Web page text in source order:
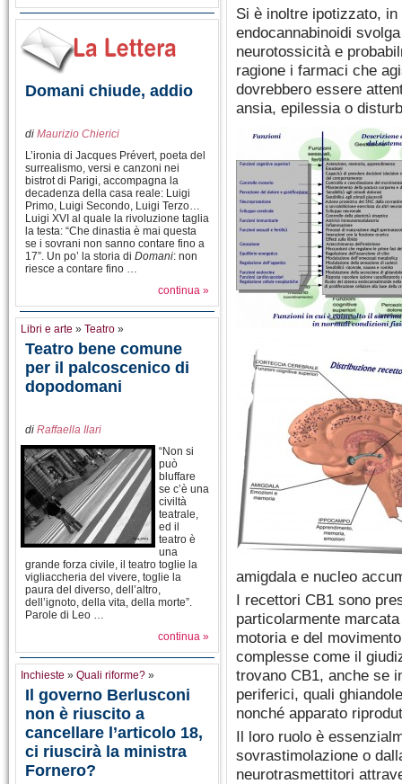
Domani chiude, addio
di Maurizio Chierici
L’ironia di Jacques Prévert, poeta del
surrealismo, versi e canzoni nei
bistrot di Parigi, accompagna la
decadenza della casa reale: Luigi
Primo, Luigi Secondo, Luigi Terzo…
Luigi XVI al quale la rivoluzione taglia
la testa: “Che dinastia è mai questa
se i sovrani non sanno contare fino a
17”. Un po’ la storia di Domani: non
riesce a contare fino …
continua »
Libri e arte » Teatro »
Teatro bene comune
per il palcoscenico di
dopodomani
di Raffaella Ilari
“Non si
può
bluffare
se c’è una
civiltà
teatrale,
ed il
teatro è
una
grande forza civile, il teatro toglie la
vigliaccheria del vivere, toglie la
paura del diverso, dell’altro,
dell’ignoto, della vita, della morte”.
Parole di Leo …
continua »
Inchieste » Quali riforme? »
Il governo Berlusconi
non è riuscito a
cancellare l’articolo 18,
ci riuscirà la ministra
Fornero?
Si è inoltre ipotizzato,
endocannabinoidi
neurotossicità e
ragione i farmaci che
dovrebbero essere
ansia, epilessia o
amigdala e nucleo
I recettori CB1 sono
particolarmente
motoria e del
complesse come il
trovano CB1, anche se
periferici, quali
nonché apparato
Il loro ruolo è
sovrastimolazione o
neurotrasmettitori